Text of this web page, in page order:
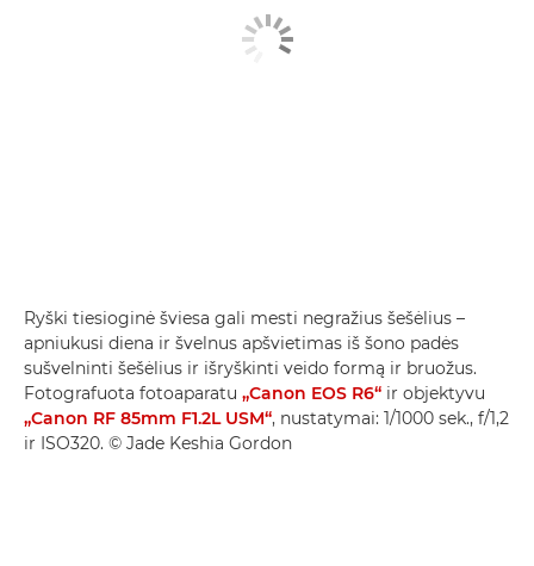
Ryški tiesioginė šviesa gali mesti negražius šešėlius –
apniukusi diena ir švelnus apšvietimas iš šono padės
sušvelninti šešėlius ir išryškinti veido formą ir bruožus.
Fotografuota fotoaparatu „Canon EOS R6“ ir objektyvu
„Canon RF 85mm F1.2L USM“, nustatymai: 1/1000 sek., f/1,2
ir ISO320. © Jade Keshia Gordon